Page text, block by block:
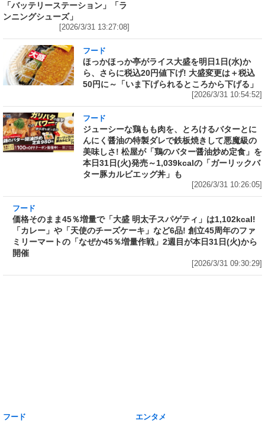
「バッテリーステーション」「ラ
ンニングシューズ」
[2026/3/31 13:27:08]
フード
ほっかほっか亭がライス大盛を明日1日(水)か
ら、さらに税込20円値下げ! 大盛変更は＋税込
50円に～「いま下げられるところから下げる」
[2026/3/31 10:54:52]
フード
ジューシーな鶏もも肉を、とろけるバターとに
んにく醤油の特製ダレで鉄板焼きして悪魔級の
美味しさ! 松屋が「鶏のバター醤油炒め定食」を
本日31日(火)発売～1,039kcalの「ガーリックバ
ター豚カルビエッグ丼」も
[2026/3/31 10:26:05]
価格そのまま45％増量で「大盛 明太子スパゲテ
ィ」は1,102kcal! 「カレー」や「天使のチーズ
ケーキ」など6品! 創立45周年のファミリーマー
[2026/3/31 09:30:29]
ト」が平日限定で販売～ソフトド
た五木ゆうりが白ビキニやメガネ